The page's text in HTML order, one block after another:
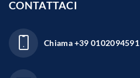
CONTATTACI
Chiama+39 0102094591